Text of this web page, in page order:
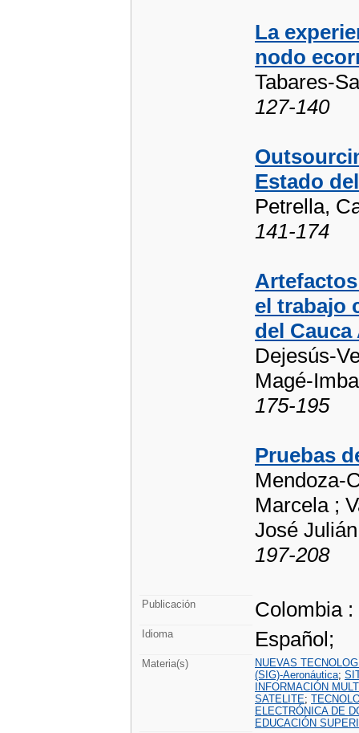
La
nodo
Tabares-
127-140
Estado
Petrella,
141-174
el trabajo
del
Dejesús-
Magé-
175-195
Pruebas
Mendoza-
Marcela ;
José Julián
197-208
Publicación Colombia
Idioma Español;
Materia(s)
NUEVAS
(SIG)-Aeronáutica;
INFORMACIÓN
SATELITE;
ELECTRÓNICA DE
EDUCACIÓN